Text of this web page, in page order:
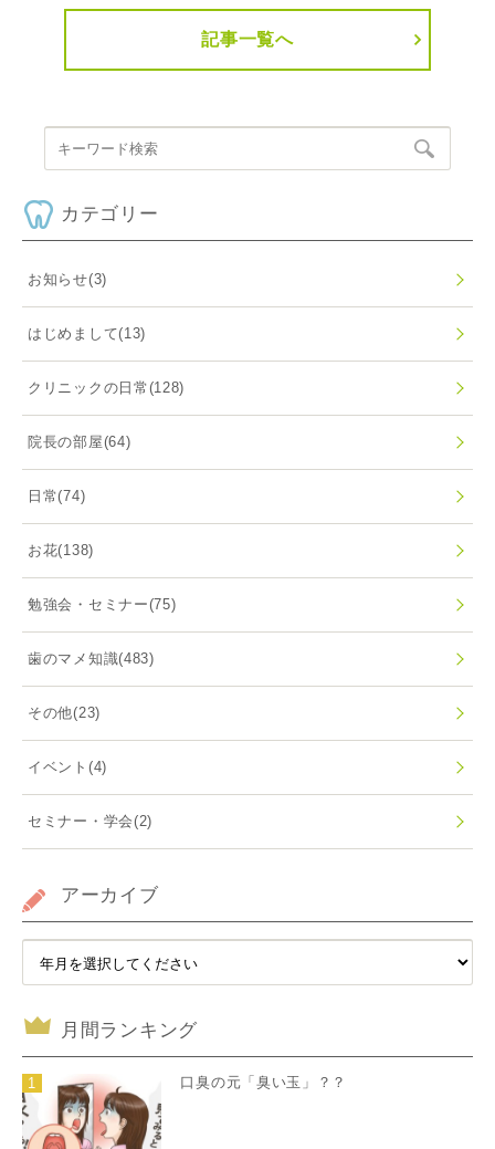
記事一覧へ
カテゴリー
お知らせ(3)
はじめまして(13)
クリニックの日常(128)
院長の部屋(64)
日常(74)
お花(138)
勉強会・セミナー(75)
歯のマメ知識(483)
その他(23)
イベント (4)
セミナー・学会(2)
アーカイブ
月間ランキング
1 口臭の元「臭い玉」？？